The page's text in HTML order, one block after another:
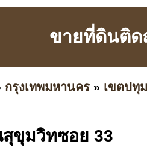
ขายที่ดินติด
กรุงเทพมหานคร » เขตปทุ
ขุมวิทซอย 33